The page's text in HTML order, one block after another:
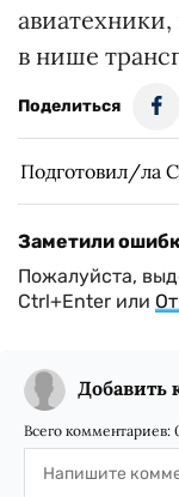
в нише
Поделиться
Подготовил/ла
Заметили
Пожалуйста,
Ctrl+Enter или
Добавить
Всего комментариев: